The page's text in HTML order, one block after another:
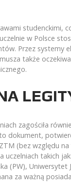
studenckimi,
w Polsce
Przez systemy
także
zagościła
dokument,
(bez względu
uczelniach takich
(PW), Uniwersytet
za ważną